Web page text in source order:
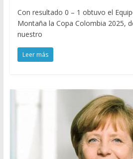
Con resultado 0 – 1 obtuvo el
Montaña la Copa Colombia 2025,
nuestro
Leer más